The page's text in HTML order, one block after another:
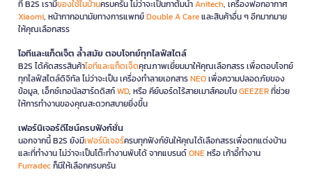
ที่ B2S เรามีของใช้ในบ้านครบครัน ไม่ว่าจะเป็นกาต้มน้ำAnitech, เครื่องฟอกอากาศ
Xiaomi, หน้ากากอนามัยทางการแพทย์Double A Careและสินค้าอื่น ๆ อีกมากมาย
ให้คุณเลือกสรร
ไอทีและแก็ดเจ็ต ล้ำสมัย ตอบโจทย์ทุกไลฟ์สไตล์
B2S ได้คัดสรรสินค้าไอทีและแก็ดเจ็ตคุณภาพเยี่ยมมาให้คุณเลือกสรร เพื่อตอบโจทย์
ทุกไลฟ์สไตล์ดิจิทัล ไม่ว่าจะเป็น เครื่องทำลายเอกสารNEOเพื่อความปลอดภัยของ
ข้อมูล, เอ็กซ์เทอนัลฮาร์ดดิสก์WD, หรือ คีย์บอร์ดไร้สายเมาส์คอมโบGEEZERที่ช่วย
ให้การทำงานของคุณสะดวกสบายยิ่งขึ้น
เฟอร์นิเจอร์ดีไซน์ครบฟังก์ชั่น
นอกจากนี้ B2S ยังมีเฟอร์นิเจอร์ครบทุกฟังก์ชันให้คุณได้เลือกสรรเพื่อตกแต่งบ้าน
และที่ทำงาน ไม่ว่าจะเป็นโต๊ะทำงานพับได้ จากแบรนด์ONEหรือ เก้าอี้ทำงาน
Furradecก็มีให้เลือกครบครัน